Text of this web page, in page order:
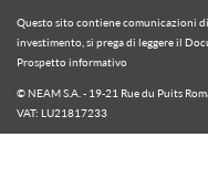
Questo sito contiene comunicazioni
investimento, si prega di leggere il
Prospetto informativo
© NEAM S.A. - 19-21 Rue du Puits
VAT: LU21817233